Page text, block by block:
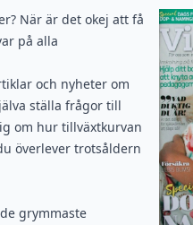
När är det okej att få
på alla
och nyheter om
ställa frågor till
om hur tillväxtkurvan
överlever trotsåldern
grymmaste